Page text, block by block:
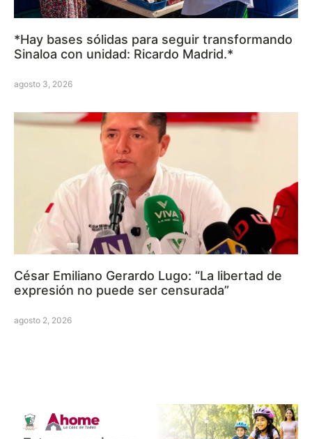
*Hay bases sólidas para seguir transformando
Sinaloa con unidad: Ricardo Madrid.*
agosto 3, 2026
César Emiliano Gerardo Lugo: “La libertad de
expresión no puede ser censurada”
agosto 2, 2026